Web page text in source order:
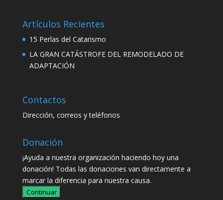
Artículos Recientes
15 Perlas del Catarismo
LA GRAN CATÁSTROFE DEL REMODELADO DE
ADAPTACIÓN
Contactos
Dirección, correos y teléfonos
Donación
¡Ayuda a nuestra organización haciendo hoy una
donación! Todas las donaciones van directamente a
marcar la diferencia para nuestra causa.
Continuar